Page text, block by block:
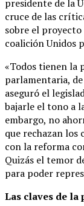
presidente de la
cruce de las
sobre el
coalición Unidos
«Todos tienen la
parlamentaria,
aseguró el
bajarle el tono a
embargo, no
que rechazan los
con la reforma
Quizás el temor
para poder
Las claves de la